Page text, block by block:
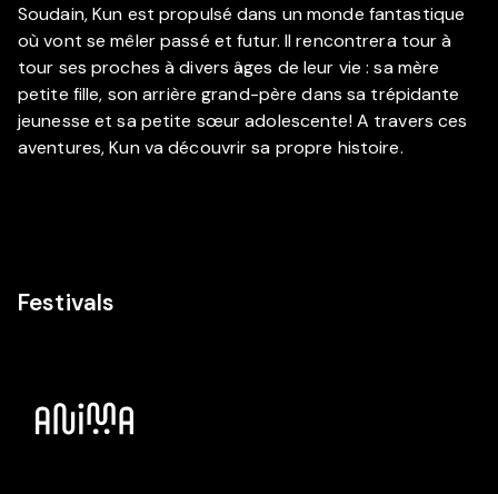
Soudain, Kun est propulsé dans un monde fantastique
où vont se mêler passé et futur. Il rencontrera tour à
tour ses proches à divers âges de leur vie : sa mère
petite fille, son arrière grand-père dans sa trépidante
jeunesse et sa petite sœur adolescente! A travers ces
aventures, Kun va découvrir sa propre histoire.
Festivals